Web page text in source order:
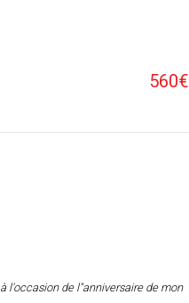
560€
l'occasion de l"anniversaire de mon